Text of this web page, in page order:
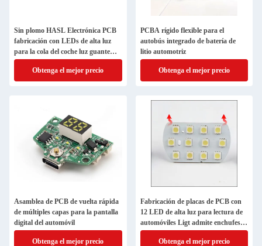
Sin plomo HASL Electrónica PCB
fabricación con LEDs de alta luz
para la cola del coche luz guante
caja de luz
Obtenga el mejor precio
PCBA rígido flexible para el
autobús integrado de batería de
litio automotriz
Obtenga el mejor precio
Asamblea de PCB de vuelta rápida
de múltiples capas para la pantalla
digital del automóvil
Obtenga el mejor precio
Fabricación de placas de PCB con
12 LED de alta luz para lectura de
automóviles Ligt admite enchufes y
carga
Obtenga el mejor precio